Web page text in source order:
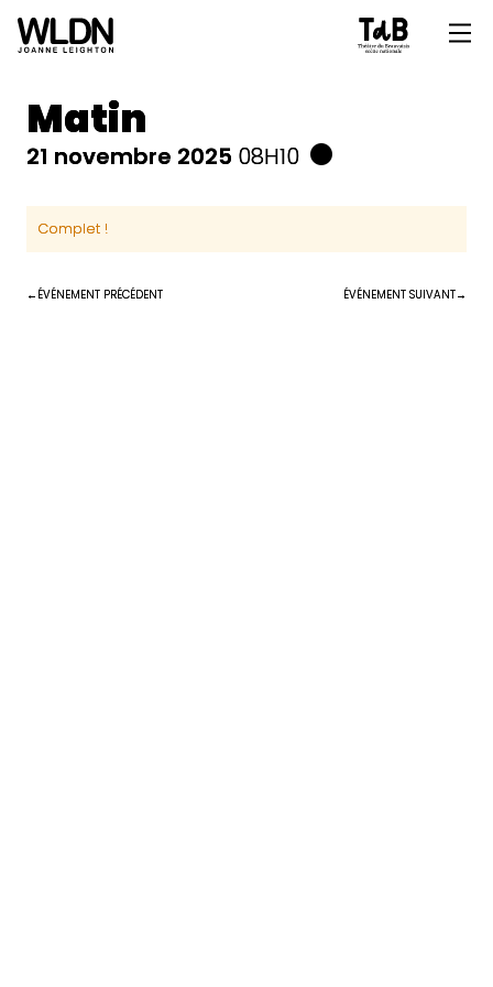
Matin
21 novembre 2025 08H10
Complet !
ÉVÉNEMENT PRÉCÉDENT ÉVÉNEMENT SUIVANT